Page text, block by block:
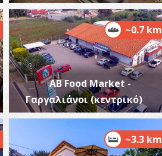
~0.7 km
AB Food Market -
Γαργαλιάνοι (κεντρικό)
~3.3 km